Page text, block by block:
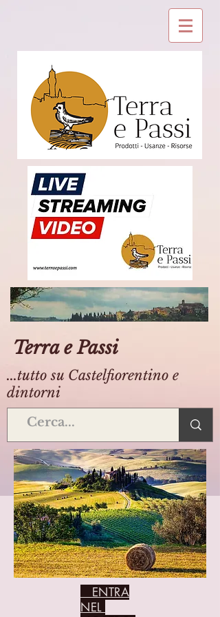
Terra e Passi
...tutto su Castelfiorentino e
dintorni
ENTRA
NEL